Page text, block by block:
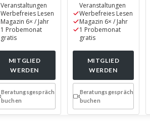
Veranstaltungen
Werbefreies Lesen
Magazin 6× / Jahr
1 Probemonat
gratis
MITGLIED
WERDEN
Beratungsgespräch
buchen
Veranstaltungen
Werbefreies Lesen
Magazin 6× / Jahr
1 Probemonat
gratis
MITGLIED
WERDEN
Beratungsgespräch
buchen